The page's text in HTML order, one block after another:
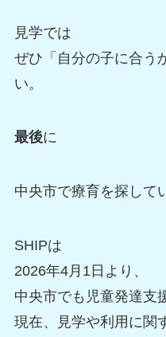
見学では
ぜひ「自分の子に合う
い。
最後に
中央市で療育を探して
SHIPは
2026年4月1日より、
中央市でも児童発達支
現在、見学や利用に関